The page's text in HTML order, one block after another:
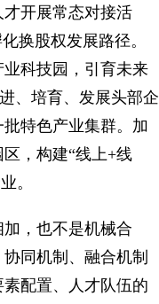
开展常态对接活
换股权发展路径。
科技园，引育未来
、培育、发展头部企
特色产业集群。加
，构建“线上+线
。
，也不是机械合
同机制、融合机制
配置、人才队伍的